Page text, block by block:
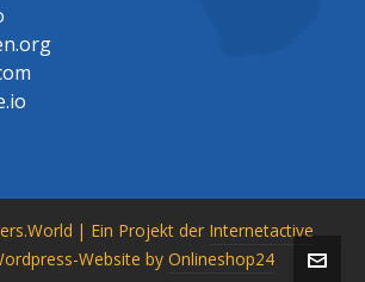
| Ein Projekt der Internetactive
Website by Onlineshop24